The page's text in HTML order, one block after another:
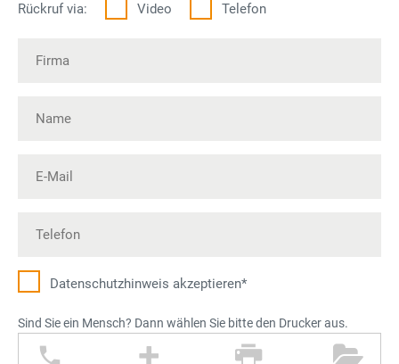
Rückruf via: Video Telefon
Datenschutz­hinweis akzeptieren*
Sind Sie ein Mensch? Dann wählen Sie bitte den Drucker aus.
D O